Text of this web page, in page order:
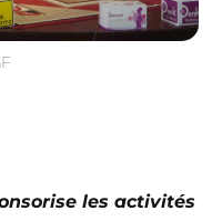
les activités